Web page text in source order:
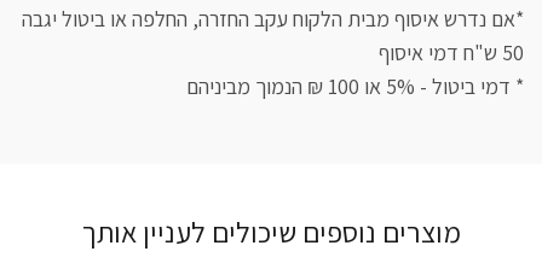
*אם נדרש איסוף מבית הלקוח עקב החזרה, החלפה או ביטול יגבה
50 ש"ח דמי איסוף
* דמי ביטול - 5% או 100 ₪ הנמוך מביניהם
מוצרים נוספים שיכולים לעניין אותך